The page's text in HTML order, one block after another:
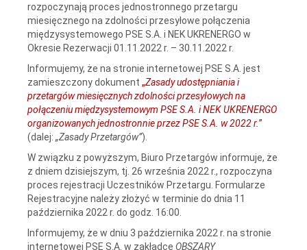
rozpoczynają proces jednostronnego przetargu
miesięcznego na zdolności przesyłowe połączenia
międzysystemowego PSE S.A. i NEK UKRENERGO w
Okresie Rezerwacji 01.11.2022 r. – 30.11.2022 r.
Informujemy, że na stronie internetowej PSE S.A. jest
zamieszczony dokument „Zasady udostępniania i
przetargów miesięcznych zdolności przesyłowych na
połączeniu międzysystemowym PSE S.A. i NEK UKRENERGO
organizowanych jednostronnie przez PSE S.A. w 2022 r.”
(dalej: „Zasady Przetargów”).
W związku z powyższym, Biuro Przetargów informuje, że
z dniem dzisiejszym, tj. 26 września 2022 r., rozpoczyna
proces rejestracji Uczestników Przetargu. Formularze
Rejestracyjne należy złożyć w terminie do dnia 11
października 2022 r. do godz. 16:00.
Informujemy, że w dniu 3 października 2022 r. na stronie
internetowej PSE S.A. w zakładce OBSZARY